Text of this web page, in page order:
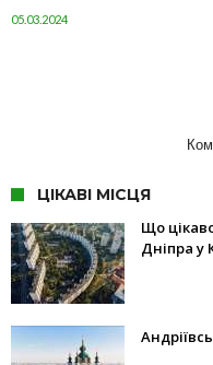
05.03.2024
ЦІКАВІ МІСЦЯ
Що
Дніпра у